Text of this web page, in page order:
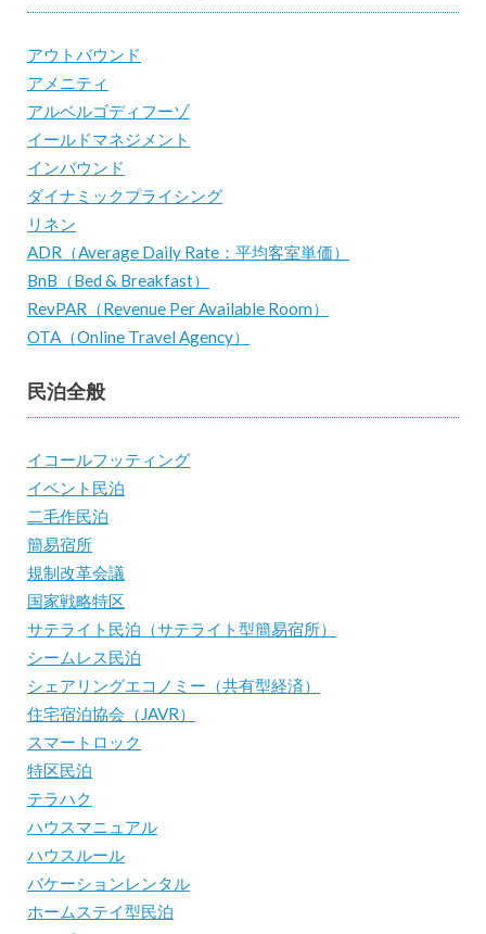
アウトバウンド
アメニティ
アルベルゴディフーゾ
イールドマネジメント
インバウンド
ダイナミックプライシング
リネン
ADR（Average Daily Rate：平均客室単価）
BnB（Bed & Breakfast）
RevPAR（Revenue Per Available Room）
OTA（Online Travel Agency）
民泊全般
イコールフッティング
イベント民泊
二毛作民泊
簡易宿所
規制改革会議
国家戦略特区
サテライト民泊（サテライト型簡易宿所）
シームレス民泊
シェアリングエコノミー（共有型経済）
住宅宿泊協会（JAVR）
スマートロック
特区民泊
テラハク
ハウスマニュアル
ハウスルール
バケーションレンタル
ホームステイ型民泊